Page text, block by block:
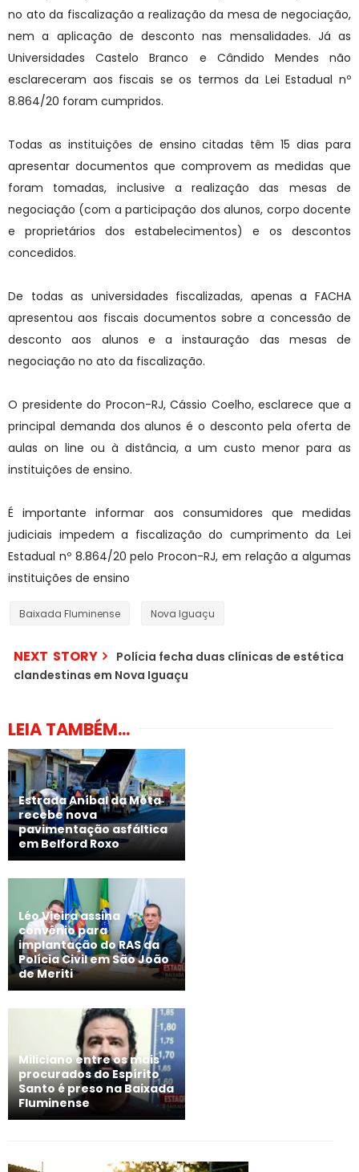
no ato da fiscalização a realização da mesa de negociação,
nem a aplicação de desconto nas mensalidades. Já as
Universidades Castelo Branco e Cândido Mendes não
esclareceram aos fiscais se os termos da Lei Estadual nº
8.864/20 foram cumpridos.
Todas as instituições de ensino citadas têm 15 dias para
apresentar documentos que comprovem as medidas que
foram tomadas, inclusive a realização das mesas de
negociação (com a participação dos alunos, corpo docente
e proprietários dos estabelecimentos) e os descontos
concedidos.
De todas as universidades fiscalizadas, apenas a FACHA
apresentou aos fiscais documentos sobre a concessão de
desconto aos alunos e a instauração das mesas de
negociação no ato da fiscalização.
O presidente do Procon-RJ, Cássio Coelho, esclarece que a
principal demanda dos alunos é o desconto pela oferta de
aulas on line ou à distância, a um custo menor para as
instituições de ensino.
É importante informar aos consumidores que medidas
judiciais impedem a fiscalização do cumprimento da Lei
Estadual nº 8.864/20 pelo Procon-RJ, em relação a algumas
instituições de ensino
Baixada Fluminense Nova Iguaçu
NEXT STORY
Polícia fecha duas clínicas de estética
clandestinas em Nova Iguaçu
LEIA TAMBÉM...
Estrada Aníbal da Mota
recebe nova
pavimentação asfáltica
em Belford Roxo
Léo Vieira assina
convênio para
implantação do RAS da
Polícia Civil em São João
de Meriti
Miliciano entre os mais
procurados do Espírito
Santo é preso na Baixada
Fluminense